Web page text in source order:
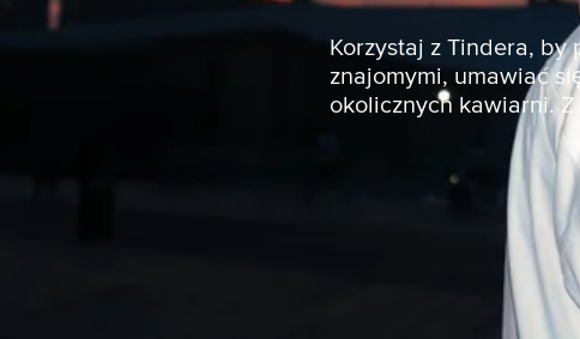
Korzystaj z Tindera,
znajomymi, umawiać
okolicznych kawiarni.